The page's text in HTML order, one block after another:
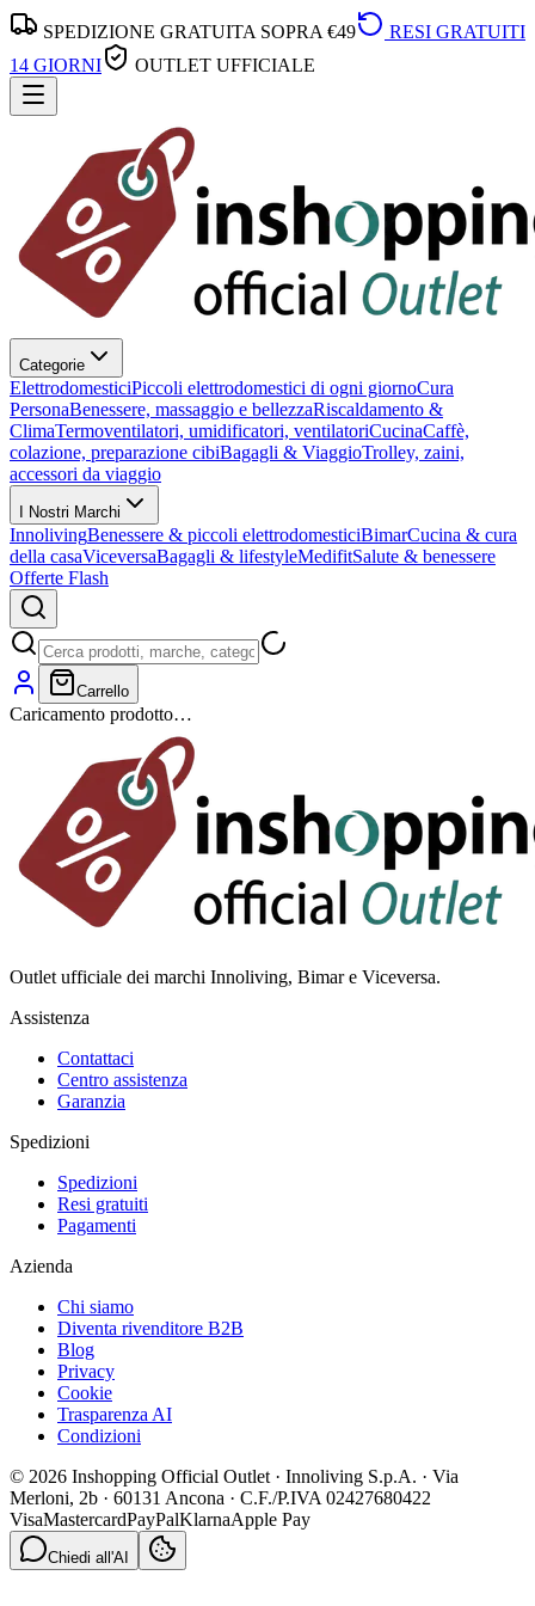
SPEDIZIONE GRATUITA SOPRA €49
RESI GRATUITI
14 GIORNI
OUTLET UFFICIALE
Categorie
ElettrodomesticiPiccoli elettrodomestici di ogni giornoCura
PersonaBenessere, massaggio e bellezzaRiscaldamento &
ClimaTermoventilatori, umidificatori, ventilatoriCucinaCaffè,
colazione, preparazione cibiBagagli & ViaggioTrolley, zaini,
accessori da viaggio
I Nostri Marchi
InnolivingBenessere & piccoli elettrodomesticiBimarCucina & cura
della casaViceversaBagagli & lifestyleMedifitSalute & benessere
Offerte Flash
Carrello
Caricamento prodotto…
Outlet ufficiale dei marchi Innoliving, Bimar e Viceversa.
Assistenza
Contattaci
Centro assistenza
Garanzia
Spedizioni
Spedizioni
Resi gratuiti
Pagamenti
Azienda
Chi siamo
Diventa rivenditore B2B
Blog
Privacy
Cookie
Trasparenza AI
Condizioni
© 2026 Inshopping Official Outlet · Innoliving S.p.A. · Via
Merloni, 2b · 60131 Ancona · C.F./P.IVA 02427680422
VisaMastercardPayPalKlarnaApple Pay
Chiedi all'AI